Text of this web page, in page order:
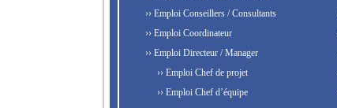
›› Emploi Conseillers / Consultants
›› Emploi Coordinateur
›› Emploi Directeur / Manager
›› Emploi Chef de projet
›› Emploi Chef d’équipe